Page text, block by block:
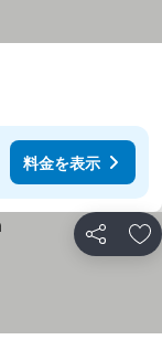
料金を表示
シェア お